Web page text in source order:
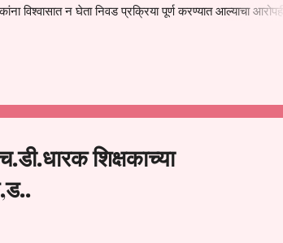
विश्वासात न घेता निवड प्रक्रिया पूर्ण करण्यात आल्याचा आरोपही
आहे. या निवेदनाच्या प्रती जिल्हा शिक्षण अधिकारी (प्राथमिक),
आल्या असून प्रशासन याबाबत काय निर्णय घेते, याकडे पालकांचे
शिक्षकाच्या